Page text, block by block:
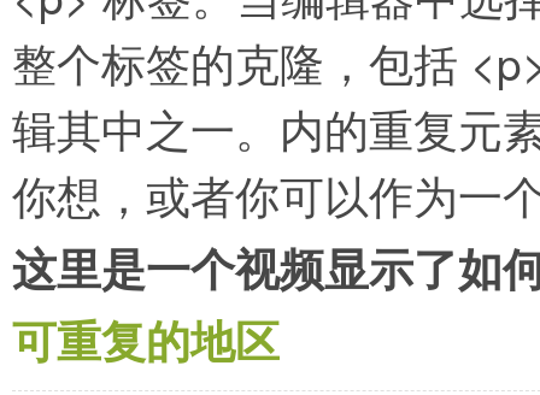
整个标签的克隆，包括
辑其中之一。内的重复元
你想，或者你可以作为一
这里是一个视频显示了如
可重复的地区